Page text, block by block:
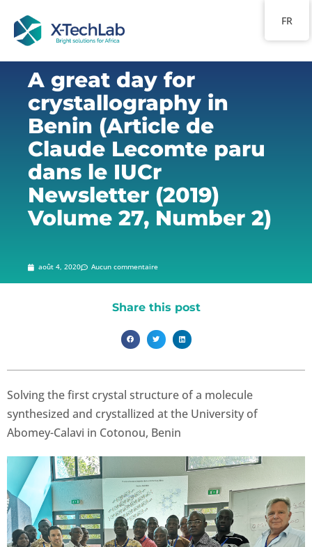
A great day for
crystallography in
Benin (Article de
Claude Lecomte paru
dans le IUCr
Newsletter (2019)
Volume 27, Number 2)
août 4, 2020 Aucun commentaire
Share this post
Solving the first crystal structure of a molecule
synthesized and crystallized at the University of
Abomey-Calavi in Cotonou, Benin
FR